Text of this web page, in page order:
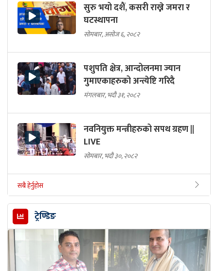
सुरु भयो दशैं, कसरी राख्ने जमरा र
घटस्थापना
सोमबार, असोज ६, २०८२
पशुपति क्षेत्र, आन्दोलनमा ज्यान
गुमाएकाहरुको अन्त्येष्टि गरिदै
मंगलबार, भदौ ३१, २०८२
नवनियुक्त मन्त्रीहरुको सपथ ग्रहण ||
LIVE
सोमबार, भदौ ३०, २०८२
सबै हेर्नुहोस
ट्रेण्डिङ